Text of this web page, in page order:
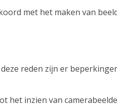
met het maken van
reden zijn er
het inzien van